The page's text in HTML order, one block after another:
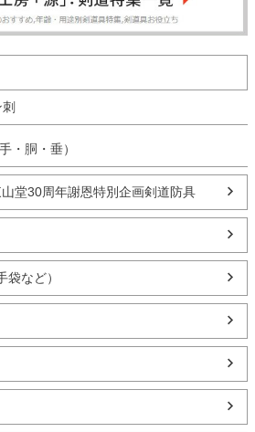
・胴・垂）
堂30周年謝恩特別企画剣道防具
など）